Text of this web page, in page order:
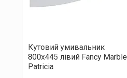
Кутовий умивальник
800х445 лівий Fancy Marble
Patricia